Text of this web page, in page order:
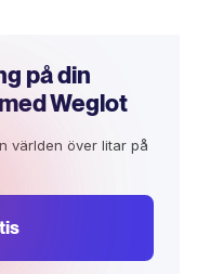
på din
Weglot
världen över litar på